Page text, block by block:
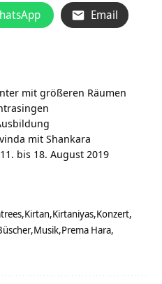
Email
mit größeren Räumen
mit Shankara
bis 18. August 2019
Kirtan Kirtaniyas Konzert
Musik Prema Hara